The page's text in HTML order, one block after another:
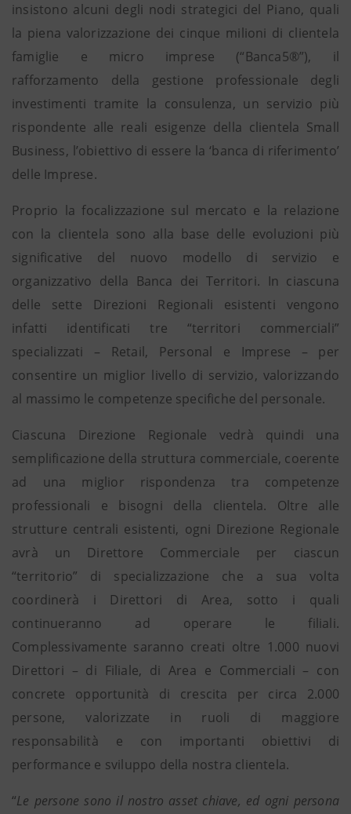
insistono alcuni degli nodi strategici del Piano, quali
la piena valorizzazione dei cinque milioni di clientela
famiglie e micro imprese (“Banca5®”), il
rafforzamento della gestione professionale degli
investimenti tramite la consulenza, un servizio più
rispondente alle reali esigenze della clientela Small
Business, l’obiettivo di essere la ‘banca di riferimento’
delle Imprese.
Proprio la focalizzazione sul mercato e la relazione
con la clientela sono alla base delle evoluzioni più
significative del nuovo modello di servizio e
organizzativo della Banca dei Territori. In ciascuna
delle sette Direzioni Regionali esistenti vengono
infatti identificati tre “territori commerciali”
specializzati – Retail, Personal e Imprese – per
consentire un miglior livello di servizio, valorizzando
al massimo le competenze specifiche del personale.
Ciascuna Direzione Regionale vedrà quindi una
semplificazione della struttura commerciale, coerente
ad una miglior rispondenza tra competenze
professionali e bisogni della clientela. Oltre alle
strutture centrali esistenti, ogni Direzione Regionale
avrà un Direttore Commerciale per ciascun
“territorio” di specializzazione che a sua volta
coordinerà i Direttori di Area, sotto i quali
continueranno ad operare le filiali.
Complessivamente saranno creati oltre 1.000 nuovi
Direttori – di Filiale, di Area e Commerciali – con
concrete opportunità di crescita per circa 2.000
persone, valorizzate in ruoli di maggiore
responsabilità e con importanti obiettivi di
performance e sviluppo della nostra clientela.
“Le persone sono il nostro asset chiave, ed ogni persona